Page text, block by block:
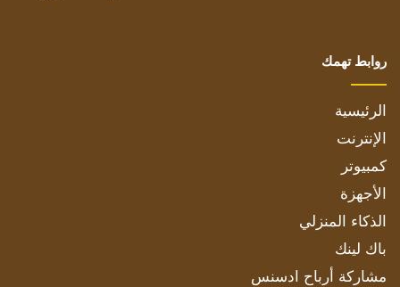
روابط تهمك
الرئيسية
الإنترنت
كمبيوتر
الأجهزة
الذكاء المنزلي
باك لينك
مشاركة أرباح ادسنس